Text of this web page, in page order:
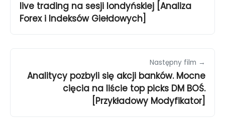
live trading na sesji londyńskiej [Analiza
Forex i Indeksów Giełdowych]
Następny film →
Analitycy pozbyli się akcji banków. Mocne
cięcia na liście top picks DM BOŚ.
[Przykładowy Modyfikator]